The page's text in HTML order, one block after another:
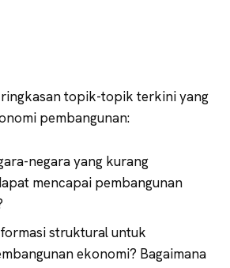
topik-topik terkini yang
pembangunan:
negara yang kurang
mencapai pembangunan
struktural untuk
ekonomi? Bagaimana